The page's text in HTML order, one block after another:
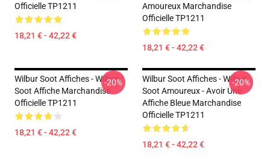
Officielle TP1211
18,21 € - 42,22 €
Amoureux Marchandise
Officielle TP1211
18,21 € - 42,22 €
Wilbur Soot Affiches - Wilbur
Soot Affiche Marchandise
Officielle TP1211
18,21 € - 42,22 €
-20%
Wilbur Soot Affiches - Wilbur
Soot Amoureux - Avoir Une
Affiche Bleue Marchandise
Officielle TP1211
18,21 € - 42,22 €
-20%